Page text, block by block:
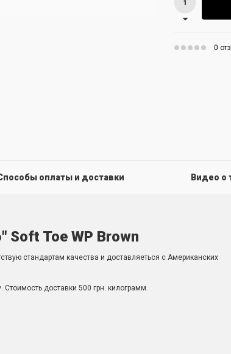
0
оплаты и доставки Видео о
Soft Toe WP Brown
стандартам качества и доставляеться с Американских
доставки 500 грн. килограмм.